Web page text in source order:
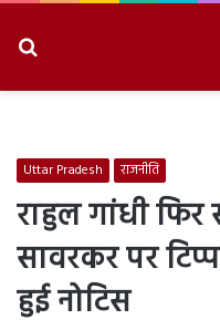
Uttar Pradesh राजनीति
राहुल गांधी
सावरकर पर
हुई नोटिस